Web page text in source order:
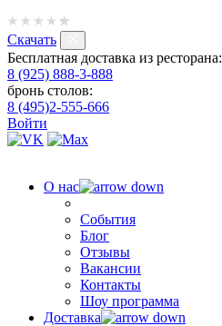
Скачать
Бесплатная доставка из ресторана:
8 (925) 888-3-888
бронь столов:
8 (495)2-555-666
Войти
О нас
События
Блог
Отзывы
Вакансии
Контакты
Шоу программа
Доставка